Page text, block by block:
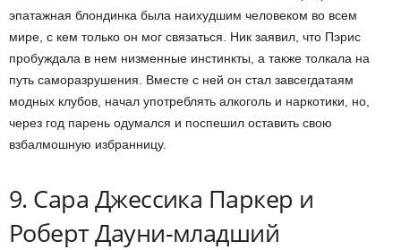
эпатажная блондинка была наихудшим человеком во всем
мире, с кем только он мог связаться. Ник заявил, что Пэрис
пробуждала в нем низменные инстинкты, а также толкала на
путь саморазрушения. Вместе с ней он стал завсегдатаям
модных клубов, начал употреблять алкоголь и наркотики, но,
через год парень одумался и поспешил оставить свою
взбалмошную избранницу.
9. Сара Джессика Паркер и
Роберт Дауни-младший